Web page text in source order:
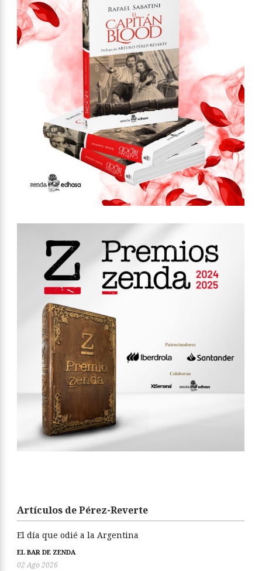
Artículos de Pérez-Reverte
El día que odié a la Argentina
EL BAR DE ZENDA
02 Ago 2026